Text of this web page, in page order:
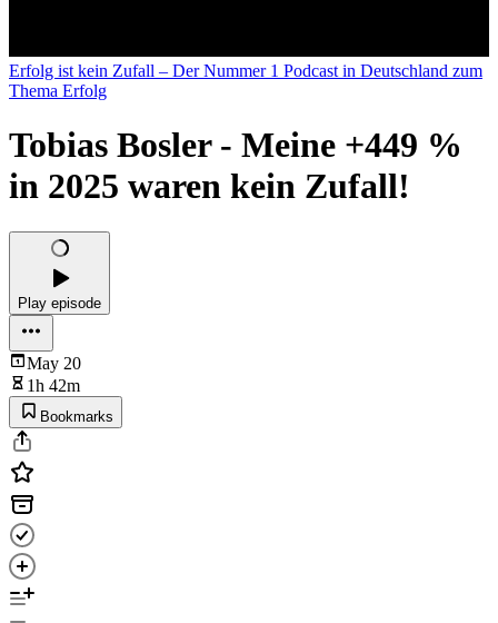
Erfolg ist kein Zufall – Der Nummer 1 Podcast in Deutschland zum
Thema Erfolg
Tobias Bosler - Meine +449 %
in 2025 waren kein Zufall!
Play episode
May 20
1h 42m
Bookmarks